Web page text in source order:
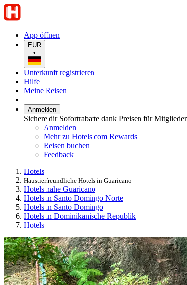
App öffnen
EUR
•
Unterkunft registrieren
Hilfe
Meine Reisen
Anmelden
Sichere dir Sofortrabatte dank Preisen für Mitglieder
Anmelden
Mehr zu Hotels.com Rewards
Reisen buchen
Feedback
Hotels
Haustierfreundliche Hotels in Guaricano
Hotels nahe Guaricano
Hotels in Santo Domingo Norte
Hotels in Santo Domingo
Hotels in Dominikanische Republik
Hotels